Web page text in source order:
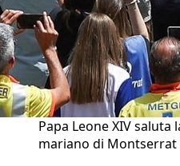
Papa Leone XIV
mariano di Montserrat /